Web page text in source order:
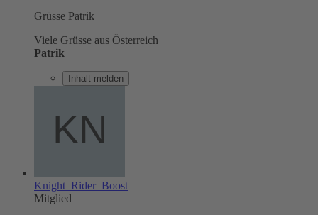
Grüsse Patrik
Viele Grüsse aus Österreich
Patrik
Inhalt melden
Knight_Rider_Boost
Mitglied